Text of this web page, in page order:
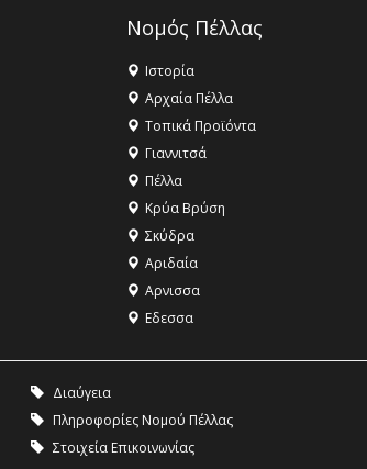
Νομός Πέλλας
Ιστορία
Αρχαία Πέλλα
Τοπικά Προϊόντα
Γιαννιτσά
Πέλλα
Κρύα Βρύση
Σκύδρα
Αριδαία
Aρνισσα
Eδεσσα
Διαύγεια
Πληροφορίες Νομού Πέλλας
Στοιχεία Επικοινωνίας